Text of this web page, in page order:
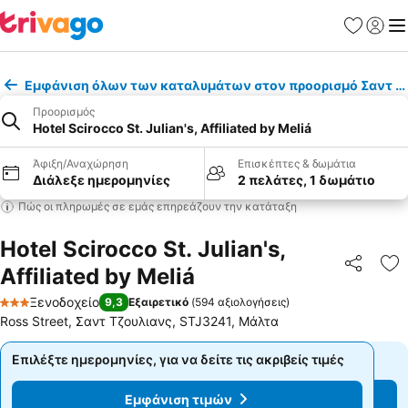
Εμφάνιση όλων των καταλυμάτων στον προορισμό Σαντ
Προορισμός
Hotel Scirocco St. Julian's, Affiliated by Meliá
Άφιξη/Αναχώρηση
Διάλεξε ημερομηνίες
Επισκέπτες & δωμάτια
2 πελάτες, 1 δωμάτιο
Πώς οι πληρωμές σε εμάς επηρεάζουν την κατάταξη
Hotel Scirocco St. Julian's,
Affiliated by Meliá
3 Αστέρια
Ξενοδοχείο 9,3 Εξαιρετικό (594 αξιολογήσεις)
Ross Street, Σαντ Τζουλιανς, STJ3241, Μάλτα
Επιλέξτε ημερομηνίες, για να δείτε τις ακριβείς τιμές
Εμφάνιση τιμών
Επιλέξτε ημερομηνίες, για να δείτε τις ακριβείς τιμές
Εμφάνιση τιμών